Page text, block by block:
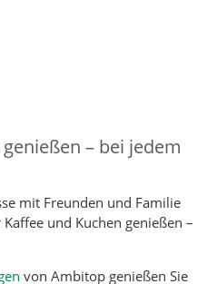
– bei jedem
mit Freunden und Familie
und Kuchen genießen –
von Ambitop genießen Sie